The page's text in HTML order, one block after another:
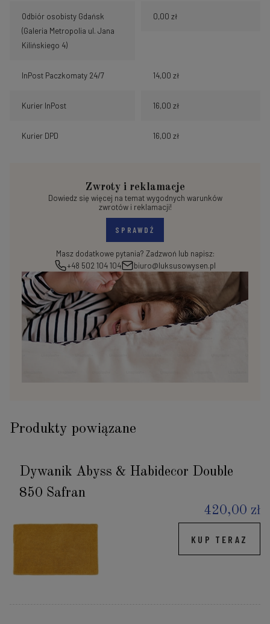
Odbiór osobisty Gdańsk
(Galeria Metropolia ul. Jana
Kilińskiego 4)
0,00 zł
InPost Paczkomaty 24/7 14,00 zł
Kurier InPost 16,00 zł
Kurier DPD 16,00 zł
Zwroty i reklamacje
Dowiedz się więcej na temat wygodnych warunków
zwrotów i reklamacji!
SPRAWDŹ
Masz dodatkowe pytania? Zadzwoń lub napisz:
+48 502 104 104
biuro@luksusowysen.pl
Produkty powiązane
Dywanik Abyss & Habidecor Double
850 Safran
420,00 zł
KUP TERAZ